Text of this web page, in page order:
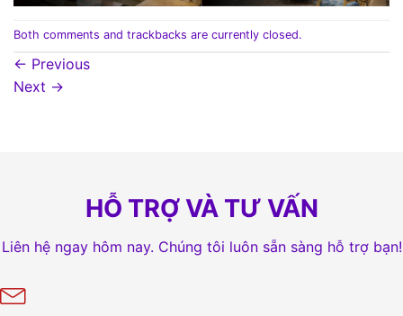
Both comments and trackbacks are currently closed.
← Previous
Next →
HỖ TRỢ VÀ TƯ VẤN
Liên hệ ngay hôm nay. Chúng tôi luôn sẵn sàng hỗ trợ bạn!